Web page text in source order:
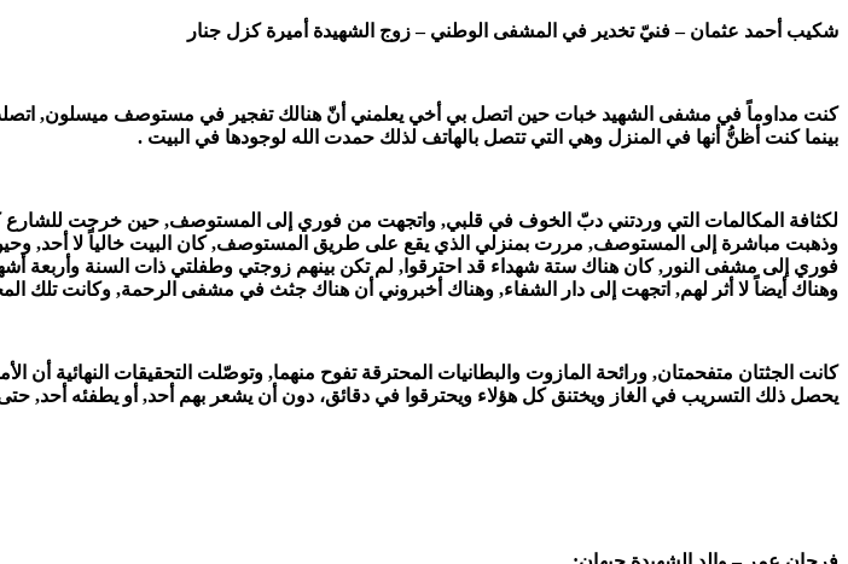
شكيب أحمد عثمان – فنيّ تخدير في المشفى الوطني – زوج الشهيدة أميرة كزل جنار
كنت مداوماً في مشفى الشهيد خبات حين اتصل بي أخي يعلمني أنّ هنالك تفجير في مستوصف ميسلون, اتصلت
بينما كنت أظنُّ أنها في المنزل وهي التي تتصل بالهاتف لذلك حمدت الله لوجودها في البيت .
لكثافة المكالمات التي وردتني دبّ الخوف في قلبي, واتجهت من فوري إلى المستوصف, حين خرجت للشارع
وذهبت مباشرة إلى المستوصف, مررت بمنزلي الذي يقع على طريق المستوصف, كان البيت خالياً لا أحد,
فوري إلى مشفى النور, كان هناك ستة شهداء قد احترقوا, لم تكن بينهم زوجتي وطفلتي ذات السنة وأربعة
وهناك أيضاً لا أثر لهم, اتجهت إلى دار الشفاء, وهناك أخبروني أن هناك جثث في مشفى الرحمة, وكانت تلك
كانت الجثتان متفحمتان, ورائحة المازوت والبطانيات المحترقة تفوح منهما, وتوصّلت التحقيقات النهائية
يحصل ذلك التسريب في الغاز ويختنق كل هؤلاء ويحترقوا في دقائق، دون أن يشعر بهم أحد, أو يطفئه أحد,